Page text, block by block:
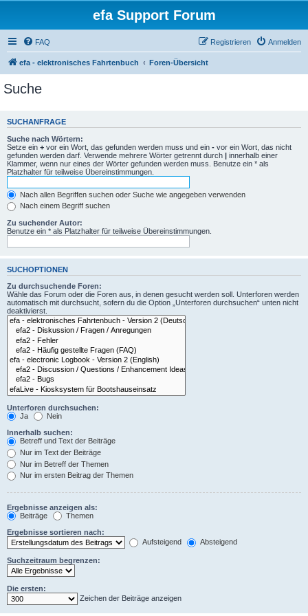
efa Support Forum
FAQ Anmelden
Registrieren
efa - elektronisches Fahrtenbuch Foren-Übersicht
Suche
SUCHANFRAGE
Suche nach Wörtern:
Setze ein + vor ein Wort, das gefunden werden muss und ein - vor ein Wort, das nicht
gefunden werden darf. Verwende mehrere Wörter getrennt durch | innerhalb einer
Klammer, wenn nur eines der Wörter gefunden werden muss. Benutze ein * als
Platzhalter für teilweise Übereinstimmungen.
Nach allen Begriffen suchen oder Suche wie angegeben verwenden
Nach einem Begriff suchen
Zu suchender Autor:
Benutze ein * als Platzhalter für teilweise Übereinstimmungen.
SUCHOPTIONEN
Zu durchsuchende Foren:
Wähle das Forum oder die Foren aus, in denen gesucht werden soll. Unterforen werden
automatisch mit durchsucht, sofern du die Option „Unterforen durchsuchen“ unten nicht
deaktivierst.
Unterforen durchsuchen:
Ja
Nein
Innerhalb suchen:
Betreff und Text der Beiträge
Nur im Text der Beiträge
Nur im Betreff der Themen
Nur im ersten Beitrag der Themen
Ergebnisse anzeigen als:
Beiträge
Themen
Ergebnisse sortieren nach:
Aufsteigend
Absteigend
Suchzeitraum begrenzen:
Die ersten:
Zeichen der Beiträge anzeigen